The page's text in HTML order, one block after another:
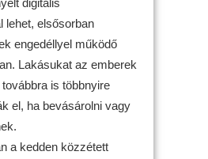
lehet, elsősorban
engedéllyel működő
Lakásukat az emberek
is többnyire
el, ha bevásárolni vagy
a kedden közzétett